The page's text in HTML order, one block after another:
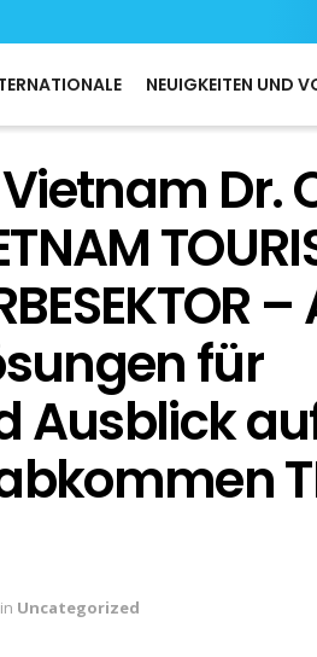
NEUIGKEITEN UND
Dr.
für
Ausblick
in Uncategorized